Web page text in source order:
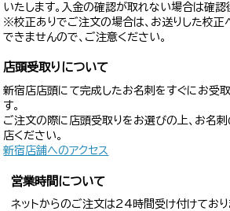
いたします。入金の確認が取れない場合は確認
※校正ありでご注文の場合は、お送りした校
できませんので、ご注意ください。
店頭受取りについて
新宿店店頭にて完成したお名刺をすぐにお受
す。
ご注文の際に店頭受取りをお選びの上、お名
店ください。
新宿店舗へのアクセス
営業時間について
ネットからのご注文は24時間受け付けており